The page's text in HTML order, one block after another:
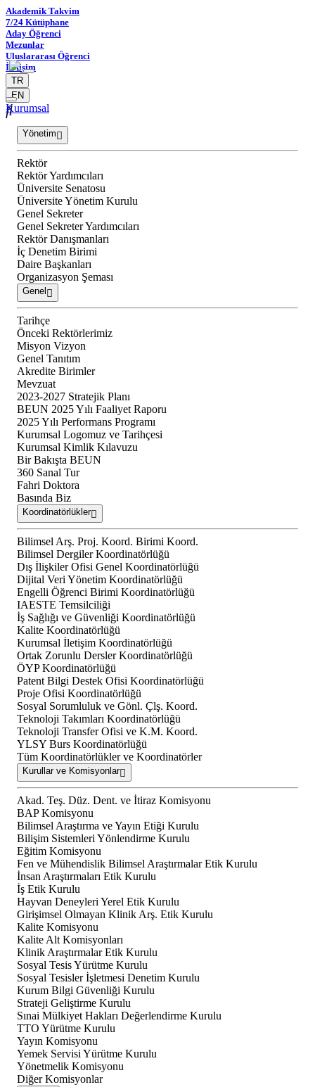
Akademik Takvim
7/24 Kütüphane
Aday Öğrenci
Mezunlar
Uluslararası Öğrenci
İletişim
TR
EN
Kurumsal
Yönetim
Rektör
Rektör Yardımcıları
Üniversite Senatosu
Üniversite Yönetim Kurulu
Genel Sekreter
Genel Sekreter Yardımcıları
Rektör Danışmanları
İç Denetim Birimi
Daire Başkanları
Organizasyon Şeması
Genel
Tarihçe
Önceki Rektörlerimiz
Misyon Vizyon
Genel Tanıtım
Akredite Birimler
Mevzuat
2023-2027 Stratejik Planı
BEUN 2025 Yılı Faaliyet Raporu
2025 Yılı Performans Programı
Kurumsal Logomuz ve Tarihçesi
Kurumsal Kimlik Kılavuzu
Bir Bakışta BEUN
360 Sanal Tur
Fahri Doktora
Basında Biz
Koordinatörlükler
Bilimsel Arş. Proj. Koord. Birimi Koord.
Bilimsel Dergiler Koordinatörlüğü
Dış İlişkiler Ofisi Genel Koordinatörlüğü
Dijital Veri Yönetim Koordinatörlüğü
Engelli Öğrenci Birimi Koordinatörlüğü
IAESTE Temsilciliği
İş Sağlığı ve Güvenliği Koordinatörlüğü
Kalite Koordinatörlüğü
Kurumsal İletişim Koordinatörlüğü
Ortak Zorunlu Dersler Koordinatörlüğü
ÖYP Koordinatörlüğü
Patent Bilgi Destek Ofisi Koordinatörlüğü
Proje Ofisi Koordinatörlüğü
Sosyal Sorumluluk ve Gönl. Çlş. Koord.
Teknoloji Takımları Koordinatörlüğü
Teknoloji Transfer Ofisi ve K.M. Koord.
YLSY Burs Koordinatörlüğü
Tüm Koordinatörlükler ve Koordinatörler
Kurullar ve Komisyonlar
Akad. Teş. Düz. Dent. ve İtiraz Komisyonu
BAP Komisyonu
Bilimsel Araştırma ve Yayın Etiği Kurulu
Bilişim Sistemleri Yönlendirme Kurulu
Eğitim Komisyonu
Fen ve Mühendislik Bilimsel Araştırmalar Etik Kurulu
İnsan Araştırmaları Etik Kurulu
İş Etik Kurulu
Hayvan Deneyleri Yerel Etik Kurulu
Girişimsel Olmayan Klinik Arş. Etik Kurulu
Kalite Komisyonu
Kalite Alt Komisyonları
Klinik Araştırmalar Etik Kurulu
Sosyal Tesis Yürütme Kurulu
Sosyal Tesisler İşletmesi Denetim Kurulu
Kurum Bilgi Güvenliği Kurulu
Strateji Geliştirme Kurulu
Sınai Mülkiyet Hakları Değerlendirme Kurulu
TTO Yürütme Kurulu
Yayın Komisyonu
Yemek Servisi Yürütme Kurulu
Yönetmelik Komisyonu
Diğer Komisyonlar